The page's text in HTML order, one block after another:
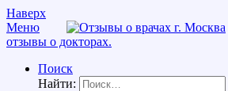
Наверх
Меню
отзывы о докторах.
Поиск
Найти: